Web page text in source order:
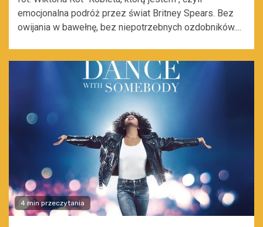
emocjonalna podróż przez świat Britney Spears. Bez
owijania w bawełnę, bez niepotrzebnych ozdobników....
4 min przeczytania